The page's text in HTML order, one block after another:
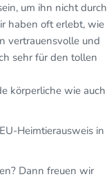
um ihn nicht durch
haben oft erlebt, wie
vertrauensvolle und
sehr für den tollen
körperliche wie auch
Heimtierausweis in
Dann freuen wir